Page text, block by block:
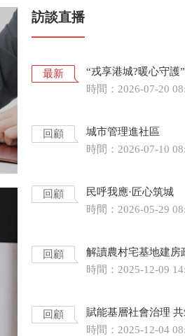
訪談直播
最新
時間：2026-07-20
回顧
城市管理進社區
時間：2026-07-10
回顧
民呼我應·匠心筑城
時間：2026-05-29
回顧
時間：2025-12-09
回顧
賦能基層社會治理
時間：2025-12-04